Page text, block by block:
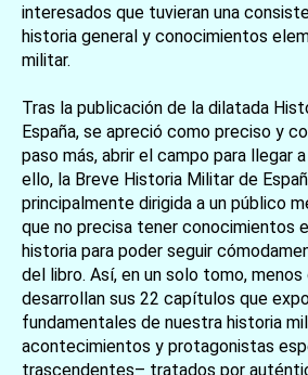
interesados que tuvieran una
historia general y conocimientos
militar.
Tras la publicación de la dilatada
España, se apreció como preciso y
paso más, abrir el campo para llegar
ello, la Breve Historia Militar de
principalmente dirigida a un público
que no precisa tener conocimientos
historia para poder seguir
del libro. Así, en un solo tomo,
desarrollan sus 22 capítulos que
fundamentales de nuestra historia
acontecimientos y protagonistas
trascendentes– tratados por